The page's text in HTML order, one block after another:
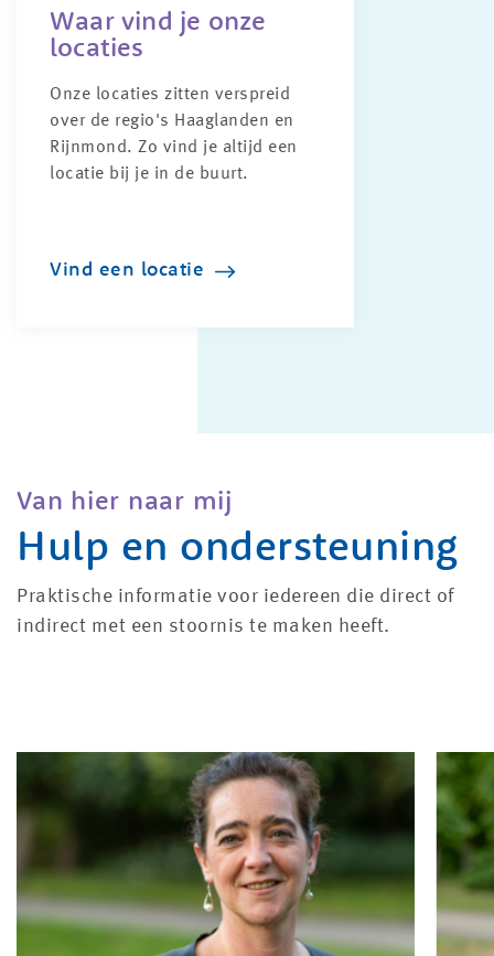
Waar vind je onze
locaties
Onze locaties zitten verspreid
over de regio's Haaglanden en
Rijnmond. Zo vind je altijd een
locatie bij je in de buurt.
Vind een locatie
Van hier naar mij
Hulp en ondersteuning
Praktische informatie voor iedereen die direct of
indirect met een stoornis te maken heeft.